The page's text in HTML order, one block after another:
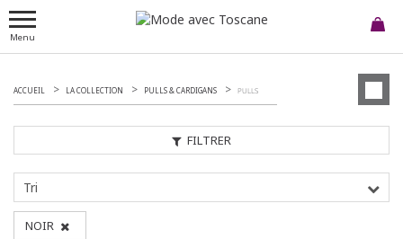
Menu
FILTRER
ACCUEIL LA COLLECTION PULLS & CARDIGANS PULLS
Tri
NOIR